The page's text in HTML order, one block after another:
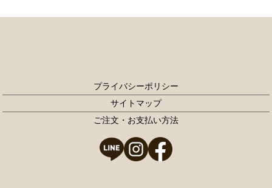
プライバシーポリシー
サイトマップ
ご注文・お支払い方法